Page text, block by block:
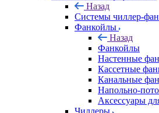
Назад
Системы чиллер-
Фанкойлы
Назад
Фанкойлы
Настенные
Кассетные
Канальные
Напольно-
Аксессуары
Чиллеры